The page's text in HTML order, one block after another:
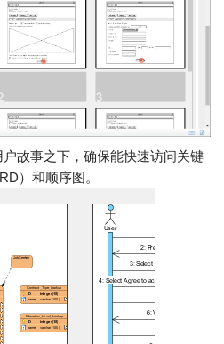
故事之下，确保能快速访问关键
）和顺序图。